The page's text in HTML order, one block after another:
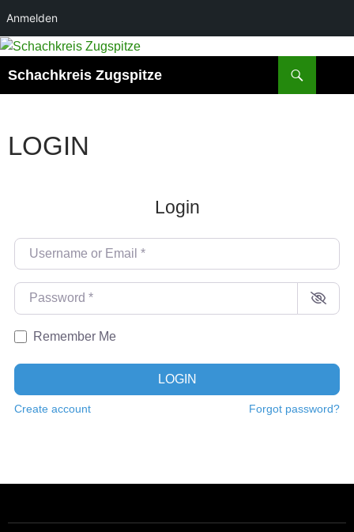
Anmelden
Zum
springen
Schachkreis Zugspitze
LOGIN
Login
Username or Email
Password
Remember Me
LOGIN
Create account Forgot password?